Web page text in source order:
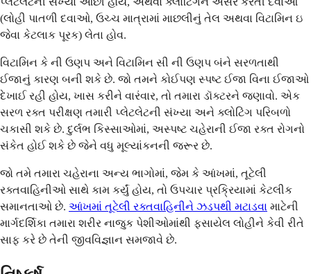
(લોહી પાતળી દવાઓ, ઉચ્ચ માત્રામાં માછલીનું તેલ અથવા વિટામિન ઇ
જેવા કેટલાક પૂરક) લેતા હોવ.
વિટામિન કે ની ઉણપ અને વિટામિન સી ની ઉણપ બંને સરળતાથી
ઈજાનું કારણ બની શકે છે. જો તમને કોઈપણ સ્પષ્ટ ઈજા વિના ઈજાઓ
દેખાઈ રહી હોય, ખાસ કરીને વારંવાર, તો તમારા ડૉક્ટરને જણાવો. એક
સરળ રક્ત પરીક્ષણ તમારી પ્લેટલેટની સંખ્યા અને ક્લોટિંગ પરિબળો
ચકાસી શકે છે. દુર્લભ કિસ્સાઓમાં, અસ્પષ્ટ ચહેરાની ઈજા રક્ત રોગનો
સંકેત હોઈ શકે છે જેને વધુ મૂલ્યાંકનની જરૂર છે.
જો તમે તમારા ચહેરાના અન્ય ભાગોમાં, જેમ કે આંખમાં, તૂટેલી
રક્તવાહિનીઓ સાથે કામ કર્યું હોય, તો ઉપચાર પ્રક્રિયામાં કેટલીક
સમાનતાઓ છે. આંખમાં તૂટેલી રક્તવાહિનીને ઝડપથી મટાડવા માટેની
માર્ગદર્શિકા તમારા શરીર નાજુક પેશીઓમાંથી ફસાયેલ લોહીને કેવી રીતે
સાફ કરે છે તેની જીવવિજ્ઞાન સમજાવે છે.